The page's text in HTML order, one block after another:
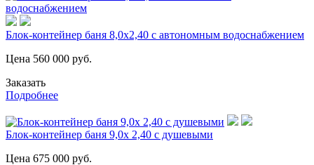
Блок-контейнер баня 8,0х2,40 с автономным водоснабжением
Цена 560 000 руб.
Заказать
Подробнее
Блок-контейнер баня 9,0х 2,40 с душевыми
Цена 675 000 руб.